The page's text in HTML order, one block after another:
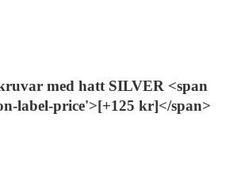
med hatt SILVER <span
label-price'>[+125 kr]</span>